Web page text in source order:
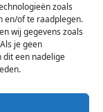
zoals
en/of te raadplegen.
wij gegevens zoals
je geen
een nadelige